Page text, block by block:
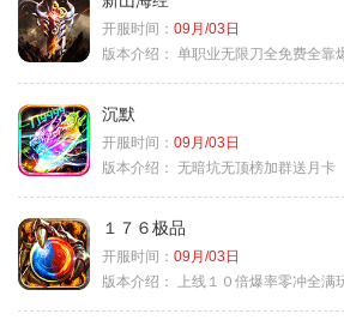
开服时间： 09月/03日
版本介绍： 单职业无限刀全免费全靠
沉默
开服时间： 09月/03日
版本介绍： 无暗坑无顶榜加群送月卡
１７６极品
开服时间： 09月/03日
版本介绍：
上线１０倍爆率零冲全满玩